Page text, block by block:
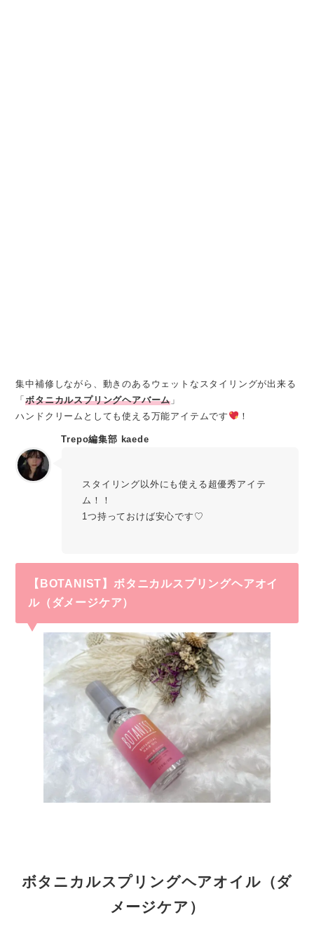
集中補修しながら、動きのあるウェットなスタイリングが出来る
「ボタニカルスプリングヘアバーム 」
ハンドクリームとしても使える万能アイテムです
！
Trepo編集部 kaede
スタイリング以外にも使える超優秀アイテ
ム！！
1つ持っておけば安心です♡
【BOTANIST】 ボタニカルスプリングヘアオイ
ル（ダメージケア）
ボタニカルスプリングヘアオイル（ダ
メージケア）